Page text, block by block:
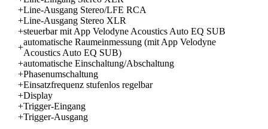
+Line-Ausgang Stereo/LFE RCA
+Line-Ausgang Stereo XLR
+steuerbar mit App Velodyne Acoustics Auto EQ SUB
+
automatische Raumeinmessung (mit App Velodyne
Acoustics Auto EQ SUB)
+automatische Einschaltung/Abschaltung
+Phasenumschaltung
+Einsatzfrequenz stufenlos regelbar
+Display
+Trigger-Eingang
+Trigger-Ausgang